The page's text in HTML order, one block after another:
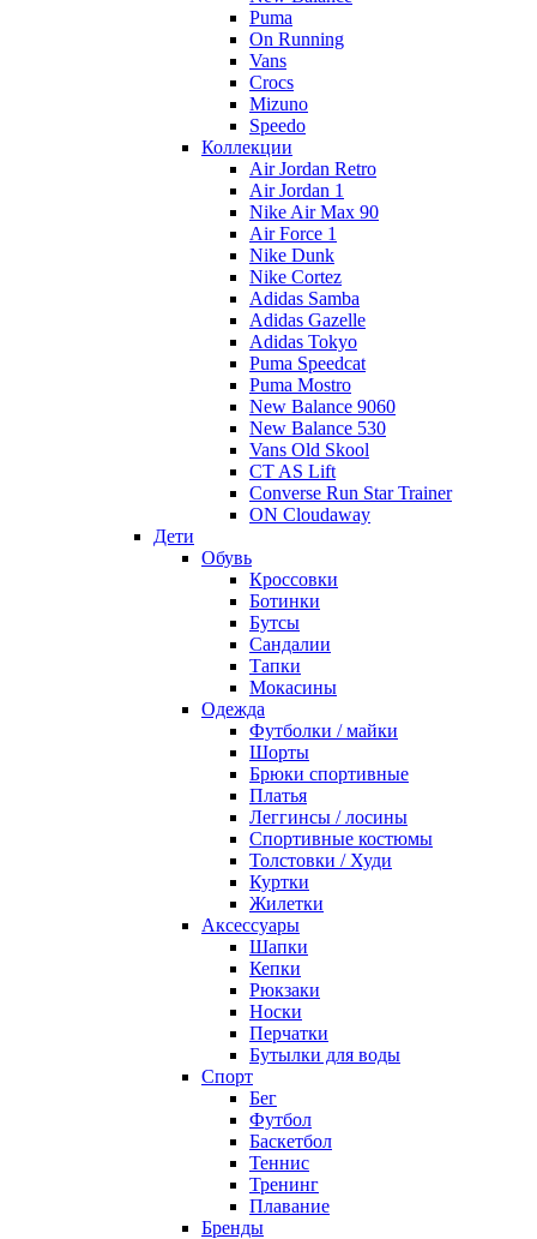
Puma
On Running
Vans
Crocs
Mizuno
Speedo
Коллекции
Air Jordan Retro
Air Jordan 1
Nike Air Max 90
Air Force 1
Nike Dunk
Nike Cortez
Adidas Samba
Adidas Gazelle
Adidas Tokyo
Puma Speedcat
Puma Mostro
New Balance 9060
New Balance 530
Vans Old Skool
CT AS Lift
Converse Run Star Trainer
ON Cloudaway
Дети
Обувь
Кроссовки
Ботинки
Бутсы
Сандалии
Тапки
Мокасины
Одежда
Футболки / майки
Шорты
Брюки спортивные
Платья
Леггинсы / лосины
Спортивные костюмы
Толстовки / Худи
Куртки
Жилетки
Аксессуары
Шапки
Кепки
Рюкзаки
Носки
Перчатки
Бутылки для воды
Спорт
Бег
Футбол
Баскетбол
Теннис
Тренинг
Плавание
Бренды